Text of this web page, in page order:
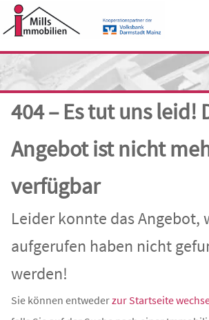
Skip
to
404 – Es tut uns leid!
Angebot ist nicht
verfügbar
Leider konnte das Angebot,
aufgerufen haben nicht
werden!
Sie können entwederzur Startseite